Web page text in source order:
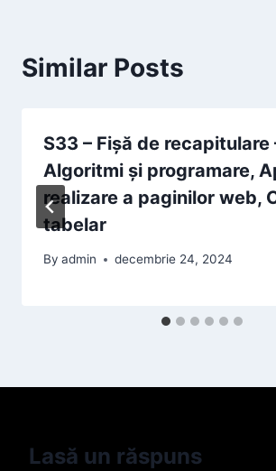
Similar Posts
S33 – Fișă de recapitulare
Algoritmi și programare,
realizare a paginilor web,
tabelar
By admin decembrie 24, 2024
Lasă un răspuns